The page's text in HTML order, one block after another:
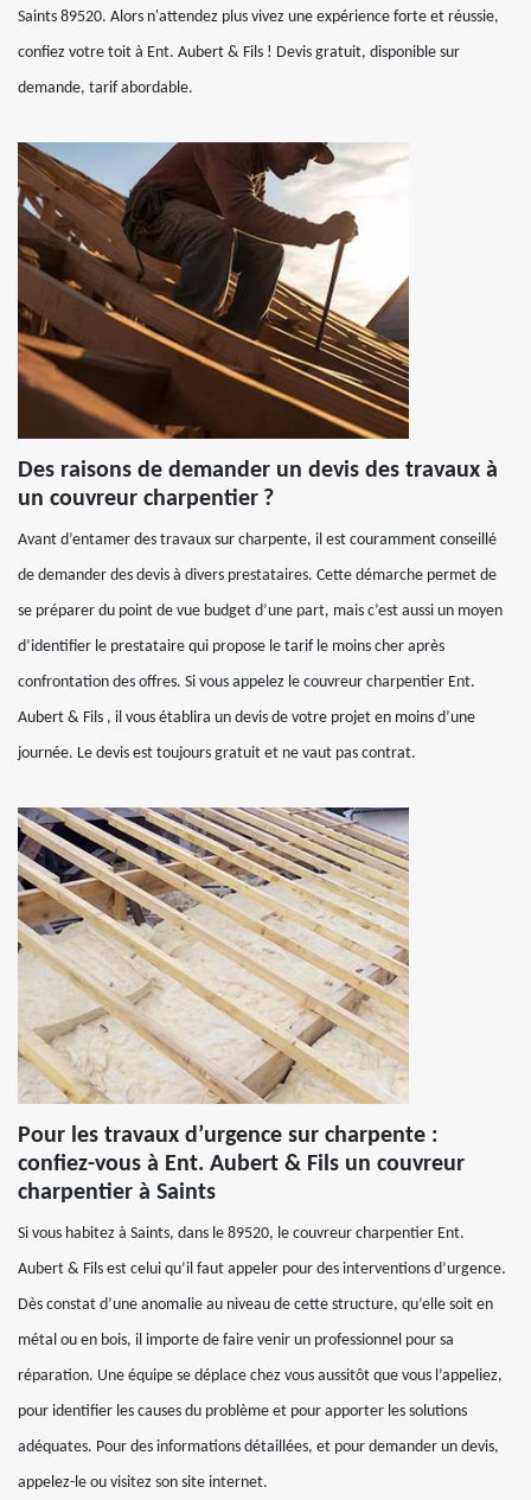
Saints 89520. Alors n'attendez plus vivez une expérience forte et réussie,
confiez votre toit à Ent. Aubert & Fils ! Devis gratuit, disponible sur
demande, tarif abordable.
Des raisons de demander un devis des travaux à
un couvreur charpentier ?
Avant d’entamer des travaux sur charpente, il est couramment conseillé
de demander des devis à divers prestataires. Cette démarche permet de
se préparer du point de vue budget d’une part, mais c’est aussi un moyen
d’identifier le prestataire qui propose le tarif le moins cher après
confrontation des offres. Si vous appelez le couvreur charpentier Ent.
Aubert & Fils , il vous établira un devis de votre projet en moins d’une
journée. Le devis est toujours gratuit et ne vaut pas contrat.
Pour les travaux d’urgence sur charpente :
confiez-vous à Ent. Aubert & Fils un couvreur
charpentier à Saints
Si vous habitez à Saints, dans le 89520, le couvreur charpentier Ent.
Aubert & Fils est celui qu’il faut appeler pour des interventions d’urgence.
Dès constat d’une anomalie au niveau de cette structure, qu’elle soit en
métal ou en bois, il importe de faire venir un professionnel pour sa
réparation. Une équipe se déplace chez vous aussitôt que vous l’appeliez,
pour identifier les causes du problème et pour apporter les solutions
adéquates. Pour des informations détaillées, et pour demander un devis,
appelez-le ou visitez son site internet.